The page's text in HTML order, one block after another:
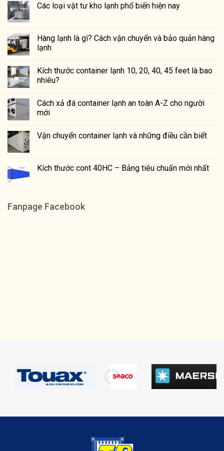
Các loại vật tư kho lạnh phổ biến hiện nay
Hàng lạnh là gì? Cách vận chuyển và bảo quản hàng
lạnh
Kích thước container lạnh 10, 20, 40, 45 feet là bao
nhiêu?
Cách xả đá container lạnh an toàn A-Z cho người
mới
Vận chuyển container lạnh và những điều cần biết
Kích thước cont 40HC – Bảng tiêu chuẩn mới nhất
Fanpage Facebook